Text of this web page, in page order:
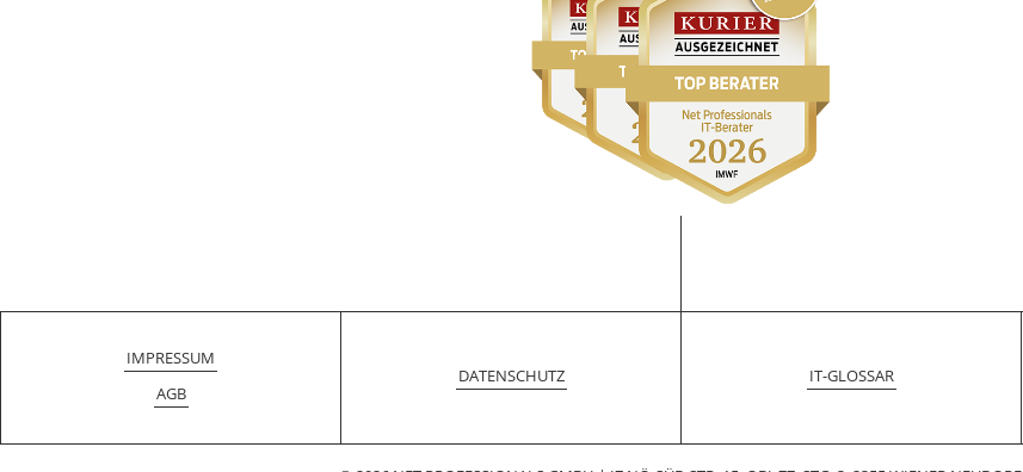
IMPRESSUM
AGB
DATENSCHUTZ IT-GLOSSAR